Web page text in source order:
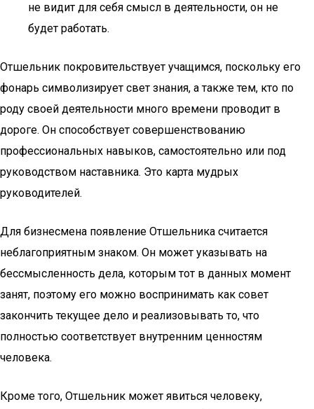
не видит для себя смысл в деятельности, он не
будет работать.
Отшельник покровительствует учащимся, поскольку его
фонарь символизирует свет знания, а также тем, кто по
роду своей деятельности много времени проводит в
дороге. Он способствует совершенствованию
профессиональных навыков, самостоятельно или под
руководством наставника. Это карта мудрых
руководителей.
Для бизнесмена появление Отшельника считается
неблагоприятным знаком. Он может указывать на
бессмысленность дела, которым тот в данных момент
занят, поэтому его можно воспринимать как совет
закончить текущее дело и реализовывать то, что
полностью соответствует внутренним ценностям
человека.
Кроме того, Отшельник может явиться человеку,